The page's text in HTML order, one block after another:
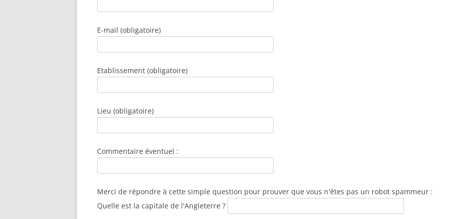
E-mail (obligatoire)
Etablissement (obligatoire)
Lieu (obligatoire)
Commentaire éventuel :
Merci de répondre à cette simple question pour prouver que vous n'êtes pas un robot spammeur :
Quelle est la capitale de l'Angleterre ?